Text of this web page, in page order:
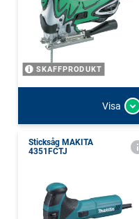
SKAFFPRODUKT
Visa
Sticksåg MAKITA
4351FCTJ